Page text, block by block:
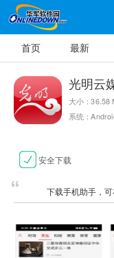
首页 最新
光明云
大小：36.58
系统：
安全下载
下载手机助手，